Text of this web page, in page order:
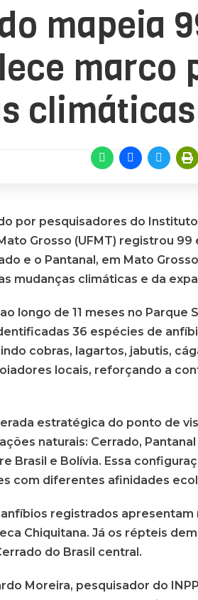
mapeia
marco
por pesquisadores do Instituto
Grosso (UFMT) registrou
e o Pantanal, em Mato
mudanças climáticas e da
longo de 11 meses no Parque
36 espécies de
cobras, lagartos, jabutis,
locais, reforçando a
estratégica do ponto de
naturais: Cerrado,
Brasil e Bolívia. Essa
com diferentes afinidades
registrados
Chiquitana. Já os répteis
do Brasil central.
Moreira, pesquisador do